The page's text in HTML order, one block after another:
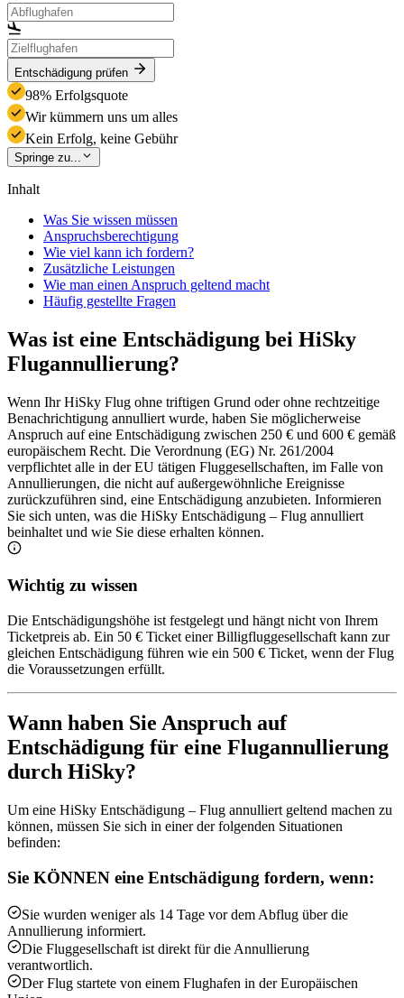
Entschädigung prüfen
98% Erfolgsquote
Wir kümmern uns um alles
Kein Erfolg, keine Gebühr
Springe zu...
Inhalt
Was Sie wissen müssen
Anspruchsberechtigung
Wie viel kann ich fordern?
Zusätzliche Leistungen
Wie man einen Anspruch geltend macht
Häufig gestellte Fragen
Was ist eine Entschädigung bei HiSky
Flugannullierung?
Wenn Ihr HiSky Flug ohne triftigen Grund oder ohne rechtzeitige
Benachrichtigung annulliert wurde, haben Sie möglicherweise
Anspruch auf eine Entschädigung zwischen 250 € und 600 € gemäß
europäischem Recht. Die Verordnung (EG) Nr. 261/2004
verpflichtet alle in der EU tätigen Fluggesellschaften, im Falle von
Annullierungen, die nicht auf außergewöhnliche Ereignisse
zurückzuführen sind, eine Entschädigung anzubieten. Informieren
Sie sich unten, was die HiSky Entschädigung – Flug annulliert
beinhaltet und wie Sie diese erhalten können.
Wichtig zu wissen
Die Entschädigungshöhe ist festgelegt und hängt nicht von Ihrem
Ticketpreis ab. Ein 50 € Ticket einer Billigfluggesellschaft kann zur
gleichen Entschädigung führen wie ein 500 € Ticket, wenn der Flug
die Voraussetzungen erfüllt.
Wann haben Sie Anspruch auf
Entschädigung für eine Flugannullierung
durch HiSky?
Um eine HiSky Entschädigung – Flug annulliert geltend machen zu
können, müssen Sie sich in einer der folgenden Situationen
befinden:
Sie KÖNNEN eine Entschädigung fordern, wenn:
Sie wurden weniger als 14 Tage vor dem Abflug über die
Annullierung informiert.
Die Fluggesellschaft ist direkt für die Annullierung
verantwortlich.
Der Flug startete von einem Flughafen in der Europäischen